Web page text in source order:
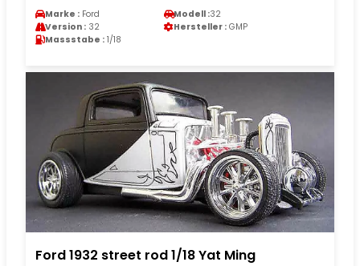
Marke : Ford Modell :32
Version : 32 Hersteller : GMP
Massstabe : 1/18
Ford 1932 street rod 1/18 Yat Ming